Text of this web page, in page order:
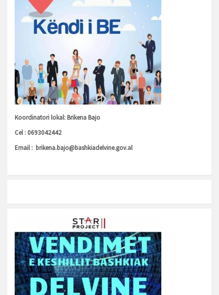
Koordinatori lokal: Brikena Bajo
Cel : 0693042442
Email : brikena.bajo@bashkiadelvine.gov.al